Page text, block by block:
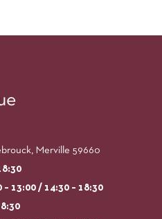
Merville 59660
– 13:00 / 14:30 – 18:30